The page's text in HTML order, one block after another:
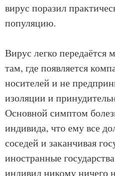
вирус поразил
популяцию.
Вирус легко передаётся
там, где появляется
носителей и не
изоляции и
Основной симптом
индивида, что ему все
соседей и заканчивая
иностранные
индивид никому ничего